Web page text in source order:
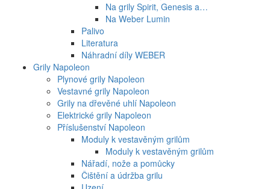
Na grily Spirit, Genesis a…
Na Weber Lumin
Palivo
Literatura
Náhradní díly WEBER
Grily Napoleon
Plynové grily Napoleon
Vestavné grily Napoleon
Grily na dřevěné uhlí Napoleon
Elektrické grily Napoleon
Příslušenství Napoleon
Moduly k vestavěným grilům
Moduly k vestavěným grilům
Nářadí, nože a pomůcky
Čištění a údržba grilu